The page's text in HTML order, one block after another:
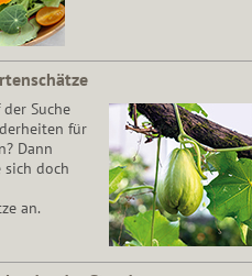
Suche
für
Dann
sich doch
an.